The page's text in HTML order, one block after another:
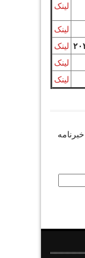
لینک
لینک
لینک
لینک
لینک